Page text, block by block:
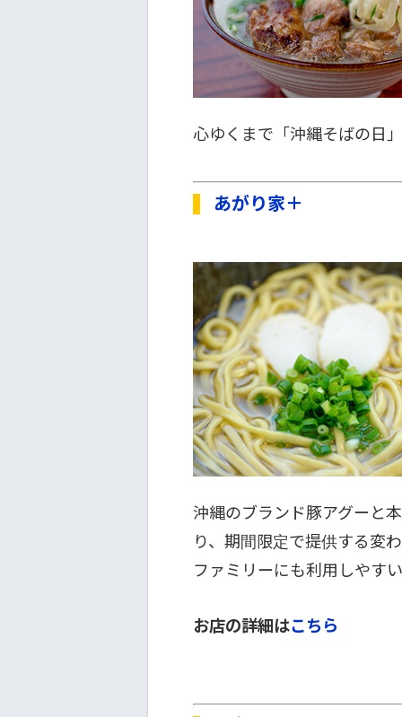
心ゆくまで「沖縄そばの日
あがり家＋
沖縄のブランド豚アグーと
り、期間限定で提供する変
ファミリーにも利用しやす
お店の詳細はこちら